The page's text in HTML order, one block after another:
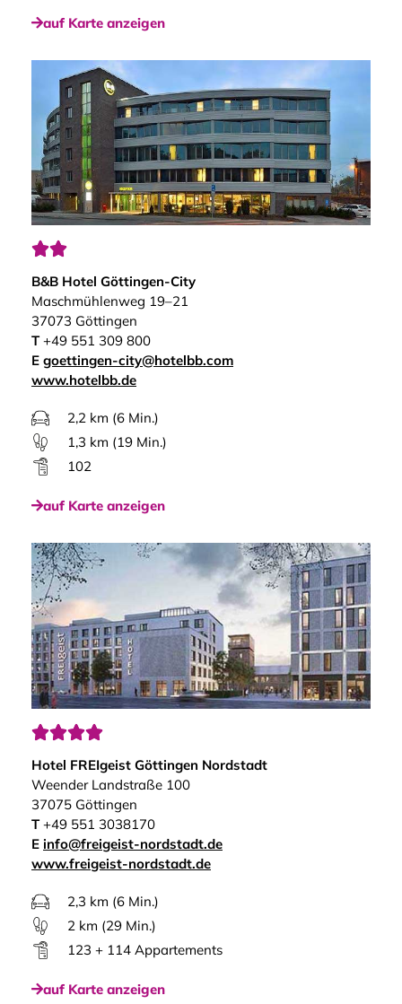
auf Karte anzeigen

B&B Hotel Göttingen-City
Maschmühlenweg 19–21
37073 Göttingen
T+49 551 309 800
E goettingen-city@hotelbb.com
www.hotelbb.de
2,2 km (6 Min.)
1,3 km (19 Min.)
102
auf Karte anzeigen

Hotel FREIgeist Göttingen Nordstadt
Weender Landstraße 100
37075 Göttingen
T+49 551 3038170
E info@freigeist-nordstadt.de
www.freigeist-nordstadt.de
2,3 km (6 Min.)
2 km (29 Min.)
123 + 114 Appartements
auf Karte anzeigen